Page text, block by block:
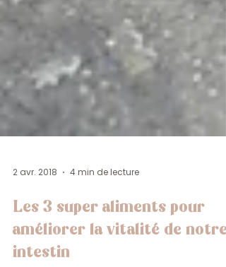
2 avr. 2018 4 min de lecture
Les 3 super aliments pour
améliorer la vitalité de notre